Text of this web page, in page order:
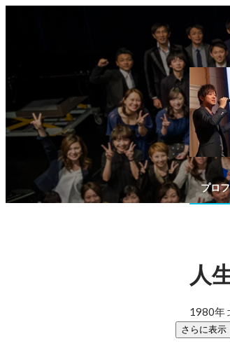
プロ
人
1980年
さらに表示